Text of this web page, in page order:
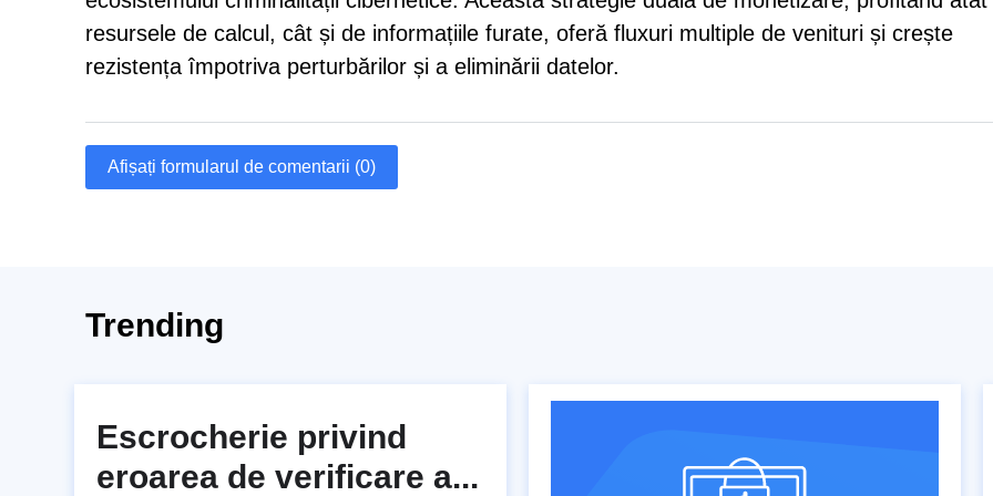
resursele de calcul, cât și de informațiile furate, oferă fluxuri multiple de venituri și crește
rezistența împotriva perturbărilor și a eliminării datelor.
Afișați formularul de comentarii (0)
Trending
Escrocherie privind
eroarea de verificare a...